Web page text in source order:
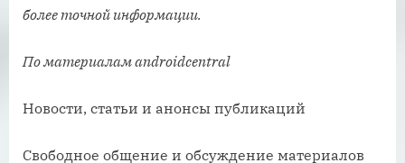
более точной информации.
По материалам androidcentral
Новости, статьи и анонсы публикаций
Свободное общение и обсуждение материалов